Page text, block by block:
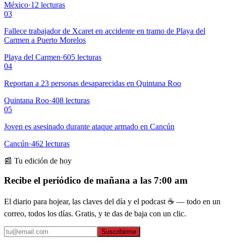
México·12 lecturas
03
Fallece trabajador de Xcaret en accidente en tramo de Playa del
Carmen a Puerto Morelos
Playa del Carmen·605 lecturas
04
Reportan a 23 personas desaparecidas en Quintana Roo
Quintana Roo·408 lecturas
05
Joven es asesinado durante ataque armado en Cancún
Cancún·462 lecturas
📰 Tu edición de hoy
Recibe el periódico de mañana a las 7:00 am
El diario para hojear, las claves del día y el podcast ☕ — todo en un
correo, todos los días. Gratis, y te das de baja con un clic.
Suscribirme